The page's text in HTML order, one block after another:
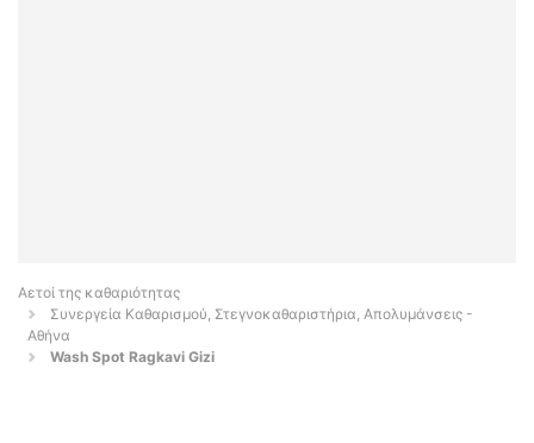
Αετοί της καθαριότητας
Συνεργεία Καθαρισμού, Στεγνοκαθαριστήρια, Απολυμάνσεις -
Αθήνα
Wash Spot Ragkavi Gizi